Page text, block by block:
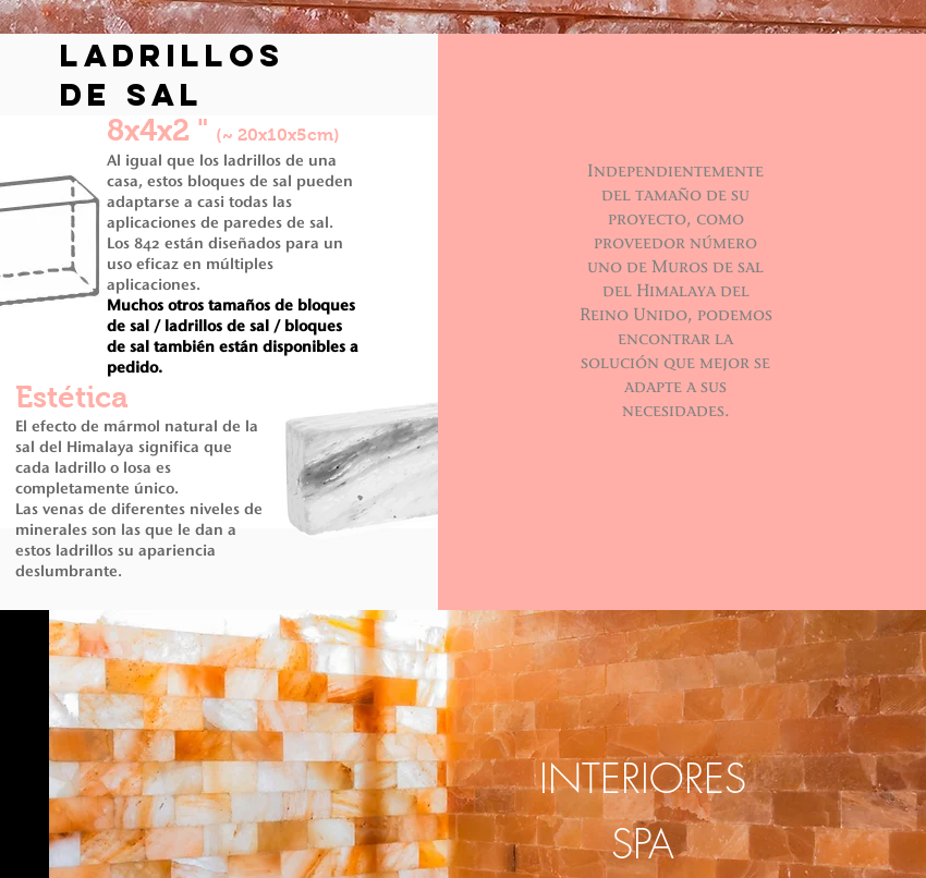
ladrillos
de sal
8x4x2 " (~ 20x10x5cm)
Al igual que los ladrillos de una
casa, estos bloques de sal pueden
adaptarse a casi todas las
aplicaciones de paredes de sal.
Los 842 están diseñados para un
uso eficaz en múltiples
aplicaciones.
Muchos otros tamaños de bloques
de sal / ladrillos de sal / bloques
de sal también están disponibles a
pedido.
El efecto de mármol natural de la
sal del Himalaya significa que
cada ladrillo o losa es
completamente único.
Las venas de diferentes niveles de
minerales son las que le dan a
estos ladrillos su apariencia
deslumbrante.
Estética
Independientemente
del tamaño de su
proyecto, como
proveedor número
uno de Muros de sal
del Himalaya del
Reino Unido, podemos
encontrar la
solución que mejor se
adapte a sus
necesidades.
INTERIORES
SPA